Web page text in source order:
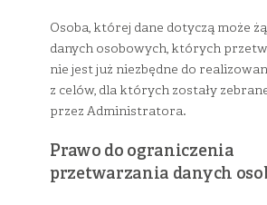
Osoba, której dane dotyczą może
danych osobowych, których
nie jest już niezbędne do
z celów, dla których zostały
przez Administratora.
Prawo do ograniczenia
przetwarzania danych